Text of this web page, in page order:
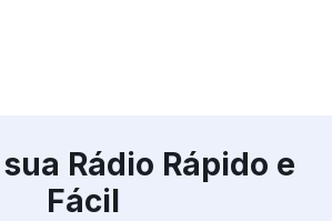
Rádio Rápido e
Fácil